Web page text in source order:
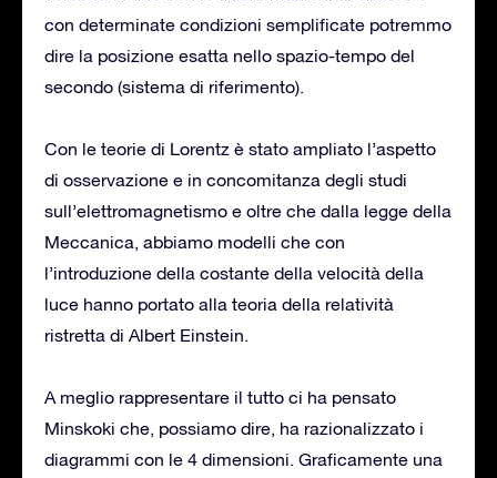
con determinate condizioni semplificate potremmo
dire la posizione esatta nello spazio-tempo del
secondo (sistema di riferimento).
Con le teorie di Lorentz è stato ampliato l’aspetto
di osservazione e in concomitanza degli studi
sull’elettromagnetismo e oltre che dalla legge della
Meccanica, abbiamo modelli che con
l’introduzione della costante della velocità della
luce hanno portato alla teoria della relatività
ristretta di Albert Einstein.
A meglio rappresentare il tutto ci ha pensato
Minskoki che, possiamo dire, ha razionalizzato i
diagrammi con le 4 dimensioni. Graficamente una